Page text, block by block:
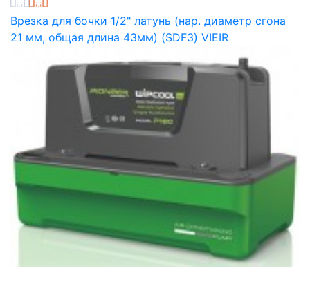
Врезка для бочки 1/2" латунь (нар. диаметр сгона
21 мм, общая длина 43мм) (SDF3) VIEIR